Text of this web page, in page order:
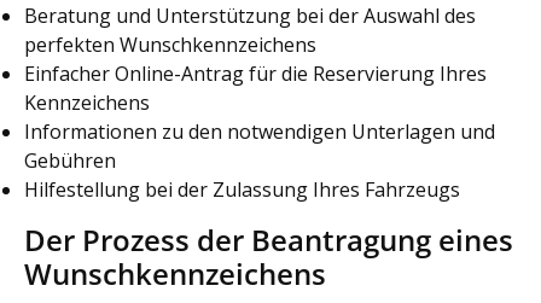
Beratung und Unterstützung bei der Auswahl des
perfekten Wunschkennzeichens
Einfacher Online-Antrag für die Reservierung Ihres
Kennzeichens
Informationen zu den notwendigen Unterlagen und
Gebühren
Hilfestellung bei der Zulassung Ihres Fahrzeugs
Der Prozess der Beantragung eines
Wunschkennzeichens